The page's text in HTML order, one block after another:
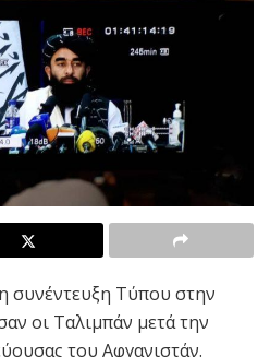
συνέντευξη Τύπου στην
οι Ταλιμπάν μετά την
του Αφγανιστάν.